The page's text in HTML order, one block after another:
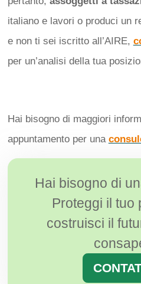
italiano e lavori o produci un
e non ti sei iscritto all’AIRE,
per un’analisi della tua
Hai bisogno di maggiori
appuntamento per una
Hai bisogno di
Proteggi il tuo
costruisci il